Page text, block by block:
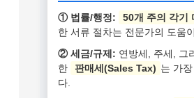
① 법률/행정: 50개 주의 각기
한 서류 절차는 전문가의 도움
② 세금/규제: 연방세, 주세, 그
한
판매세(Sales Tax) 는 가
다.